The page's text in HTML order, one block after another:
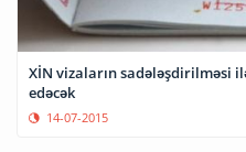
XİN vizaların sadələşdirilməsi
edəcək
14-07-2015